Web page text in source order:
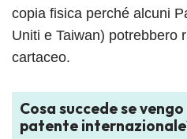
copia fisica perché alcuni
Uniti e Taiwan) potrebbero
cartaceo.
Cosa succede se
patente